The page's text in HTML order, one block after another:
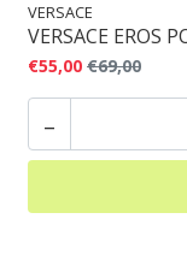
VERSACE
VERSACE EROS
€55,00 €69,00
-